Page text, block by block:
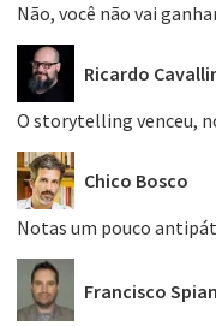
Não, você não vai
Ricardo
O storytelling venceu,
Chico Bosco
Notas um pouco
Francisco